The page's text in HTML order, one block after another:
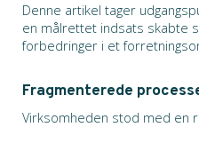
Denne artikel tager
en målrettet indsats skabte
forbedringer i et
Fragmenterede
Virksomheden stod med en